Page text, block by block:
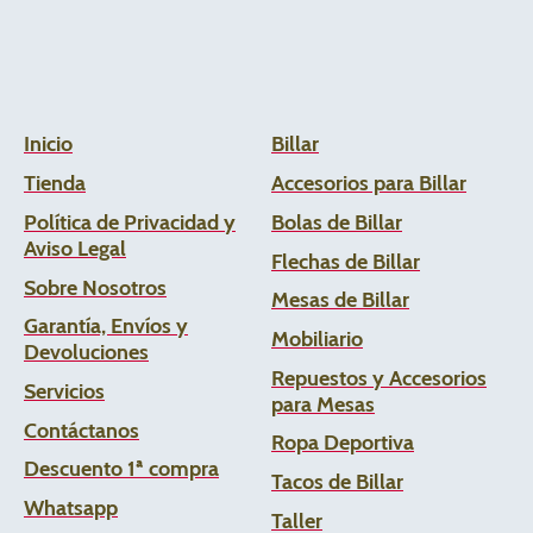
Inicio
Tienda
Política de Privacidad y
Aviso Legal
Sobre Nosotros
Garantía, Envíos y
Devoluciones
Servicios
Contáctanos
Descuento 1ª compra
Whatsapp
Billar
Accesorios para Billar
Bolas de Billar
Flechas de Billar
Mesas de Billar
Mobiliario
Repuestos y Accesorios
para Mesas
Ropa Deportiva
Tacos de Billar
Taller